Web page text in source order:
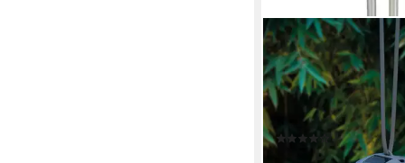
OTTO HOME
LED Solarleuchte
Kugel Ø 20 cm,
Tageslichtsensor,
Warmweiß, RGB, mit
(5)
25,99 € UVP34,99 €